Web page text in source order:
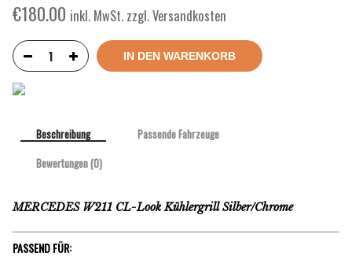
€180.00 inkl. MwSt. zzgl. Versandkosten
IN DEN WARENKORB
Beschreibung
Passende Fahrzeuge
Bewertungen (0)
MERCEDES W211 CL-Look Kühlergrill Silber/Chrome
PASSEND FÜR: